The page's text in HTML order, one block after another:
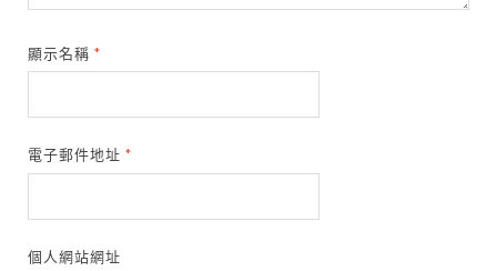
顯示名稱*
電子郵件地址*
個人網站網址